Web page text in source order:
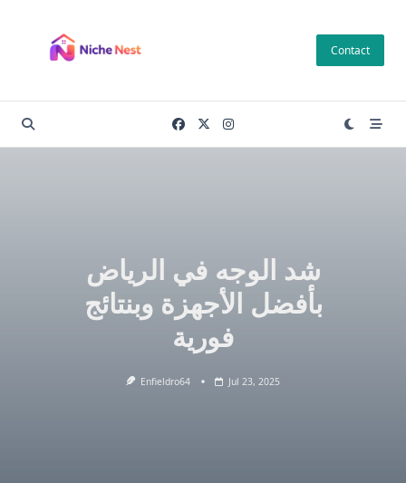
content
Contact
شد الوجه في الرياض
بأفضل الأجهزة وبنتائج
فورية
Enfieldro64 Jul 23, 2025